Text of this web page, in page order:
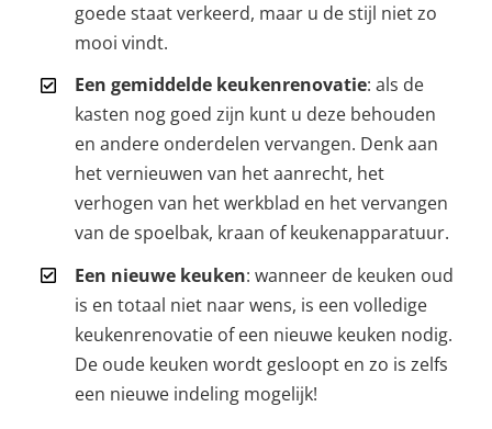
goede staat verkeerd, maar u de stijl niet zo
mooi vindt.
Een gemiddelde keukenrenovatie: als de
kasten nog goed zijn kunt u deze behouden
en andere onderdelen vervangen. Denk aan
het vernieuwen van het aanrecht, het
verhogen van het werkblad en het vervangen
van de spoelbak, kraan of keukenapparatuur.
Een nieuwe keuken: wanneer de keuken oud
is en totaal niet naar wens, is een volledige
keukenrenovatie of een nieuwe keuken nodig.
De oude keuken wordt gesloopt en zo is zelfs
een nieuwe indeling mogelijk!